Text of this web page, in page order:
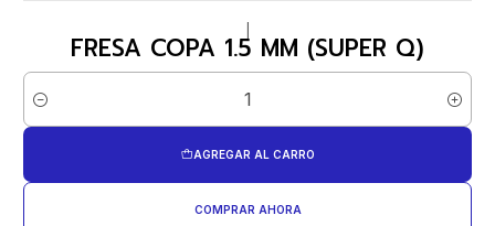
FRESA COPA 1.5 MM (SUPER Q)
Cantidad
AGREGAR AL CARRO
COMPRAR AHORA